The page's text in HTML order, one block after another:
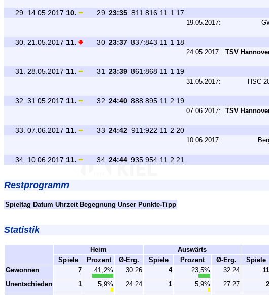
29. 14.05.2017 10. 29 23:35 811:816 11 1 17
19.05.2017:
30. 21.05.2017 11. 30 23:37 837:843 11 1 18
24.05.2017: TSV
31. 28.05.2017 11. 31 23:39 861:868 11 1 19
31.05.2017: HSC
32. 31.05.2017 11. 32 24:40 888:895 11 2 19
07.06.2017: TSV
33. 07.06.2017 11. 33 24:42 911:922 11 2 20
10.06.2017:
34. 10.06.2017 11. 34 24:44 935:954 11 2 21
Restprogramm
Spieltag Datum Uhrzeit Begegnung Unser Punkte-Tipp
Statistik
Heim Auswärts
Spiele
Prozent Ø-Erg. Spiele Prozent Ø-Erg. Spiele
Gewonnen
7 41,2% 30:26 4 23,5% 32:24 11
Unentschieden
1 5,9% 24:24 1 5,9% 27:27 2